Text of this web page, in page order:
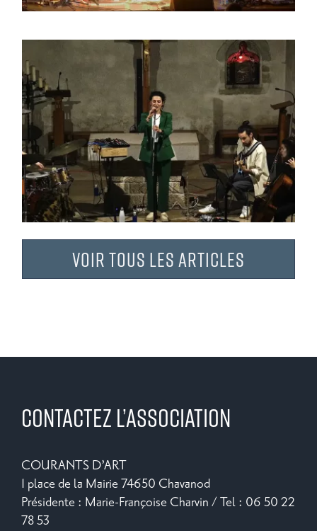
Espuma Antigua en concert à Chapeiry
Saison 2024/2025
Voir tous les articles
CONTACTEZ L’ASSOCIATION
COURANTS D’ART
1 place de la Mairie 74650 Chavanod
Présidente : Marie-Françoise Charvin / Tel : 06 50 22
78 53